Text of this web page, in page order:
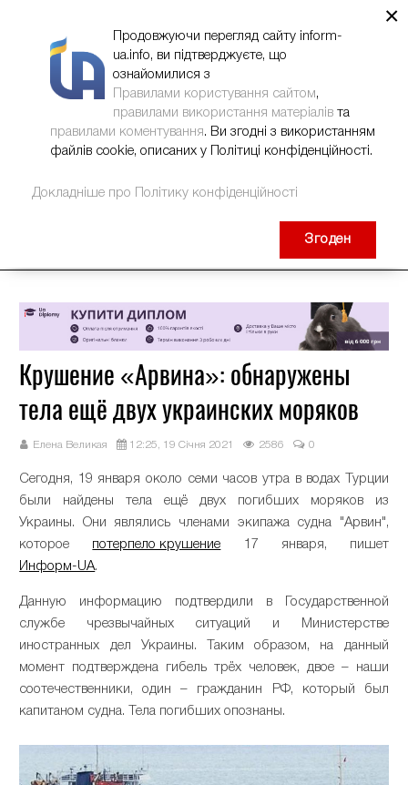
Крушение «Арвина»: обнаружены
тела ещё двух украинских моряков
Елена Великая 12:25, 19 Січня 2021 2586 0
Сегодня, 19 января около семи часов утра в водах Турции
были найдены тела ещё двух погибших моряков из
Украины. Они являлись членами экипажа судна "Арвин",
которое потерпело крушение 17 января, пишет
Информ-UA.
Данную информацию подтвердили в Государственной
службе чрезвычайных ситуаций и Министерстве
иностранных дел Украины. Таким образом, на данный
момент подтверждена гибель трёх человек, двое – наши
соотечественники, один – гражданин РФ, который был
капитаном судна. Тела погибших опознаны.
×
Продовжуючи перегляд сайту inform-
ua.info, ви підтверджуєте, що
ознайомилися з
Правилами користування сайтом,
правилами використання матеріалів та
правилами коментування. Ви згодні з використанням
файлів cookie, описаних у Політиці конфіденційності.
Докладніше про Політику конфіденційності
Згоден